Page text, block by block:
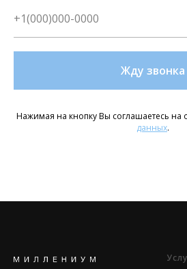
Жду звонка
Нажимая на кнопку Вы соглашаетесь на
данных.